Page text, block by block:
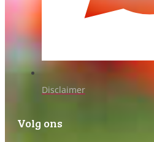
Disclaimer
Volg ons